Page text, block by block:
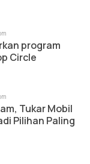
program
Circle
Tukar Mobil
Pilihan Paling